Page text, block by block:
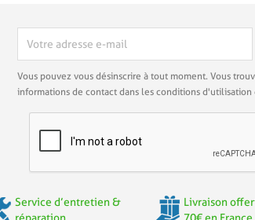
Vous pouvez vous désinscrire à tout moment. Vous
informations de contact dans les conditions d'utilisation
Service d’entretien &
Livraison